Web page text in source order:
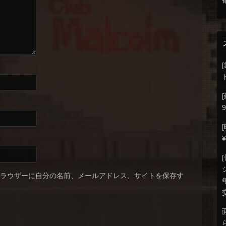
ウザーに自分の名前、メールアドレス、サイトを保存す
[
[
[
[